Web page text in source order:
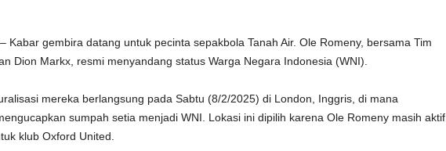
Kabar gembira datang untuk pecinta sepakbola Tanah Air. Ole Romeny, bersama Tim
Dion Markx, resmi menyandang status Warga Negara Indonesia (WNI).
mereka berlangsung pada Sabtu (8/2/2025) di London, Inggris, di mana
sumpah setia menjadi WNI. Lokasi ini dipilih karena Ole Romeny masih aktif
klub Oxford United.